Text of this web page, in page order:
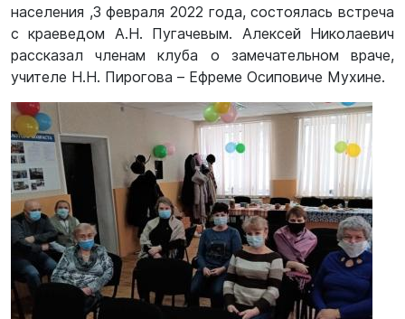
населения ,3 февраля 2022 года, состоялась встреча
с краеведом А.Н. Пугачевым. Алексей Николаевич
рассказал членам клуба о замечательном враче,
учителе Н.Н. Пирогова – Ефреме Осиповиче Мухине.